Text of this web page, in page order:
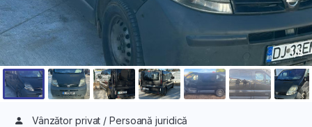
1/8
Vânzător privat / Persoană juridică